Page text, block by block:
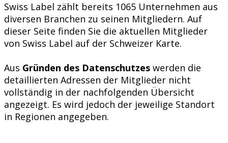
Swiss Label zählt bereits 1065 Unternehmen aus
diversen Branchen zu seinen Mitgliedern. Auf
dieser Seite finden Sie die aktuellen Mitglieder
von Swiss Label auf der Schweizer Karte.
Aus Gründen des Datenschutzes werden die
detaillierten Adressen der Mitglieder nicht
vollständig in der nachfolgenden Übersicht
angezeigt. Es wird jedoch der jeweilige Standort
in Regionen angegeben.